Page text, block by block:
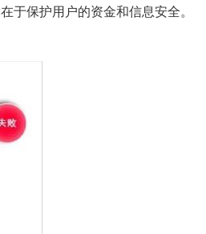
于保护用户的资金和信息安全。